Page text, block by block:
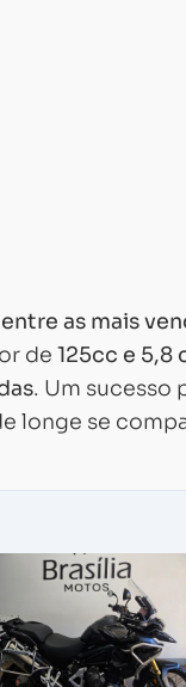
as mais
de 125cc e 5,8
. Um sucesso
longe se